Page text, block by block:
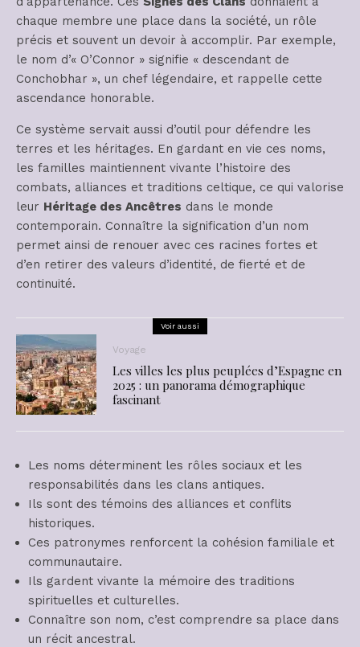
chaque membre une place dans la société, un rôle
précis et souvent un devoir à accomplir. Par exemple,
le nom d’« O’Connor » signifie « descendant de
Conchobhar », un chef légendaire, et rappelle cette
ascendance honorable.
Ce système servait aussi d’outil pour défendre les
terres et les héritages. En gardant en vie ces noms,
les familles maintiennent vivante l’histoire des
combats, alliances et traditions celtique, ce qui valorise
leur Héritage des Ancêtres dans le monde
contemporain. Connaître la signification d’un nom
permet ainsi de renouer avec ces racines fortes et
d’en retirer des valeurs d’identité, de fierté et de
continuité.
Voir aussi
Voyage
Les villes les plus peuplées d’Espagne en
2025 : un panorama démographique
fascinant
Les noms déterminent les rôles sociaux et les
responsabilités dans les clans antiques.
Ils sont des témoins des alliances et conflits
historiques.
Ces patronymes renforcent la cohésion familiale et
communautaire.
Ils gardent vivante la mémoire des traditions
spirituelles et culturelles.
Connaître son nom, c’est comprendre sa place dans
un récit ancestral.